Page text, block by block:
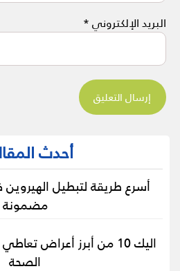
البريد الإلكتروني*
أحدث
مضمونة
اليك 10 من أبرز أعراض
الصحة